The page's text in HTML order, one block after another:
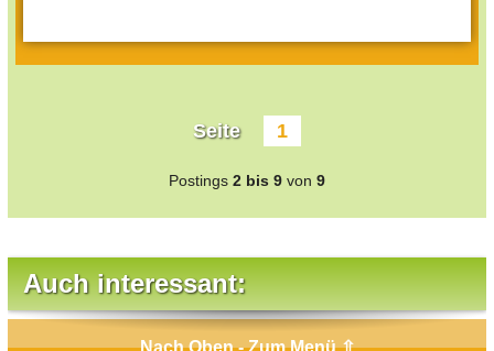
Seite 1
Postings 2 bis 9 von 9
Auch interessant: